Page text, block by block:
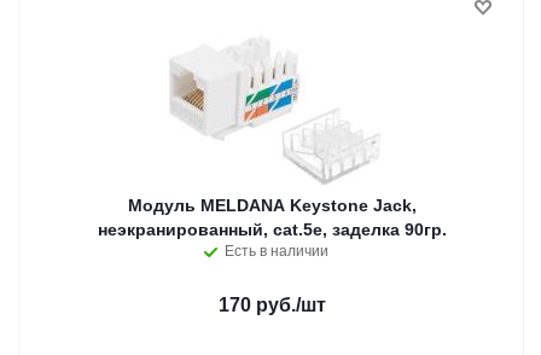
Модуль MELDANA Keystone Jack,
неэкранированный, cat.5e, заделка 90гр.
Есть в наличии
170 руб./шт